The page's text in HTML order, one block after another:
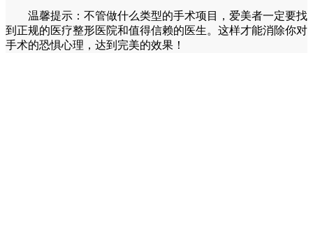
温馨提示：不管做什么类型的手术项目，爱美者一定要找
到正规的医疗整形医院和值得信赖的医生。这样才能消除你对
手术的恐惧心理，达到完美的效果！